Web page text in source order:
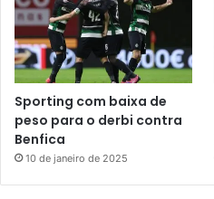
Sporting com baixa de
peso para o derbi contra
Benfica
10 de janeiro de 2025